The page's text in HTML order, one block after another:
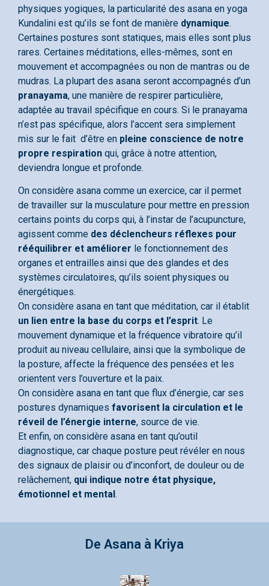
physiques yogiques, la particularité des asana en yoga
Kundalini est qu’ils se font de manière dynamique.
Certaines postures sont statiques, mais elles sont plus
rares. Certaines méditations, elles-mêmes, sont en
mouvement et accompagnées ou non de mantras ou de
mudras. La plupart des asana seront accompagnés d’un
pranayama, une manière de respirer particulière,
adaptée au travail spécifique en cours. Si le pranayama
n’est pas spécifique, alors l’accent sera simplement
mis sur le fait d’être en pleine conscience de notre
propre respiration qui, grâce à notre attention,
deviendra longue et profonde.
On considère asana comme un exercice, car il permet
de travailler sur la musculature pour mettre en pression
certains points du corps qui, à l’instar de l’acupuncture,
agissent comme des déclencheurs réflexes pour
rééquilibrer et améliorer le fonctionnement des
organes et entrailles ainsi que des glandes et des
systèmes circulatoires, qu’ils soient physiques ou
énergétiques.
On considère asana en tant que méditation, car il établit
un lien entre la base du corps et l’esprit. Le
mouvement dynamique et la fréquence vibratoire qu’il
produit au niveau cellulaire, ainsi que la symbolique de
la posture, affecte la fréquence des pensées et les
orientent vers l’ouverture et la paix.
On considère asana en tant que flux d’énergie, car ses
postures dynamiques favorisent la circulation et le
réveil de l’énergie interne, source de vie.
Et enfin, on considère asana en tant qu’outil
diagnostique, car chaque posture peut révéler en nous
des signaux de plaisir ou d’inconfort, de douleur ou de
relâchement, qui indique notre état physique,
émotionnel et mental.
De Asana à Kriya